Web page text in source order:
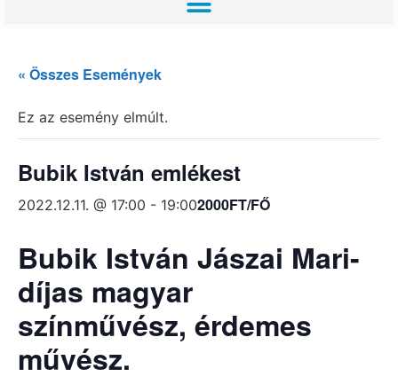
« Összes Események
Ez az esemény elmúlt.
Bubik István emlékest
2022.12.11. @ 17:00 - 19:002000FT/FŐ
Bubik István Jászai Mari-
díjas magyar
színművész, érdemes
művész.